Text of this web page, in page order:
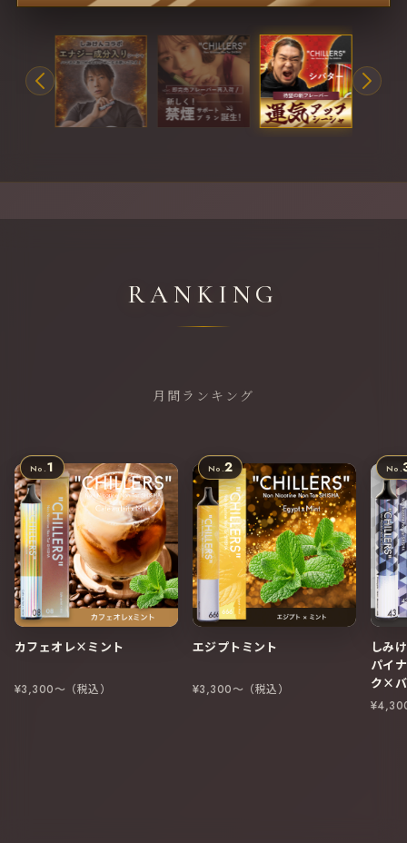
RANKING
月間ランキング
1
カフェオレ×ミント
¥3,300〜（税込）
2
エジプトミント
¥3,300〜（税込）
しみ
パイ
ク×